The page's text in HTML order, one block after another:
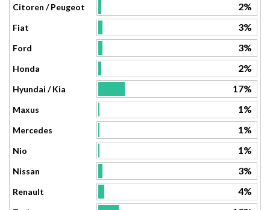
Citoren / Peugeot 2%
Fiat 3%
Ford 3%
Honda 2%
Hyundai / Kia 17%
Maxus 1%
Mercedes 1%
Nio 1%
Nissan 3%
Renault 4%